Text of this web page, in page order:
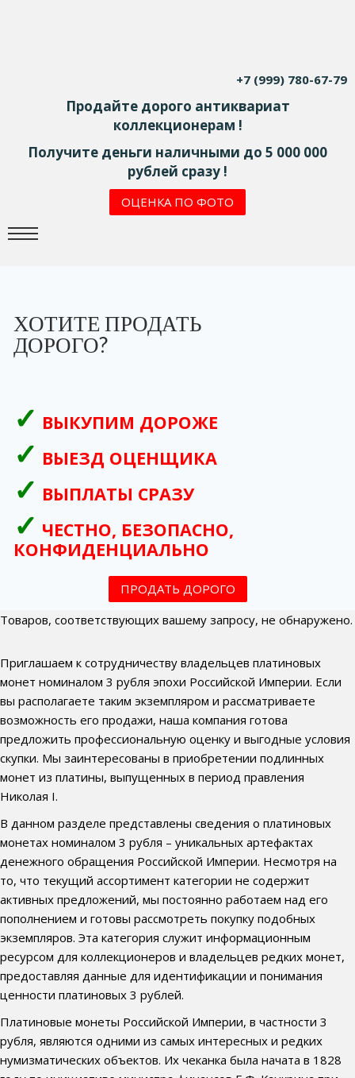
+7 (999) 780-67-79
Продайте дорого антиквариат
коллекционерам !
Получите деньги наличными до 5 000 000
рублей сразу !
ОЦЕНКА ПО ФОТО
ХОТИТЕ ПРОДАТЬ
ДОРОГО?
ВЫКУПИМ ДОРОЖЕ
ВЫЕЗД ОЦЕНЩИКА
ВЫПЛАТЫ СРАЗУ
ЧЕСТНО, БЕЗОПАСНО,
КОНФИДЕНЦИАЛЬНО
ПРОДАТЬ ДОРОГО
Товаров, соответствующих вашему запросу, не обнаружено.
Приглашаем к сотрудничеству владельцев платиновых
монет номиналом 3 рубля эпохи Российской Империи. Если
вы располагаете таким экземпляром и рассматриваете
возможность его продажи, наша компания готова
предложить профессиональную оценку и выгодные условия
скупки. Мы заинтересованы в приобретении подлинных
монет из платины, выпущенных в период правления
Николая I.
В данном разделе представлены сведения о платиновых
монетах номиналом 3 рубля – уникальных артефактах
денежного обращения Российской Империи. Несмотря на
то, что текущий ассортимент категории не содержит
активных предложений, мы постоянно работаем над его
пополнением и готовы рассмотреть покупку подобных
экземпляров. Эта категория служит информационным
ресурсом для коллекционеров и владельцев редких монет,
предоставляя данные для идентификации и понимания
ценности платиновых 3 рублей.
Платиновые монеты Российской Империи, в частности 3
рубля, являются одними из самых интересных и редких
нумизматических объектов. Их чеканка была начата в 1828